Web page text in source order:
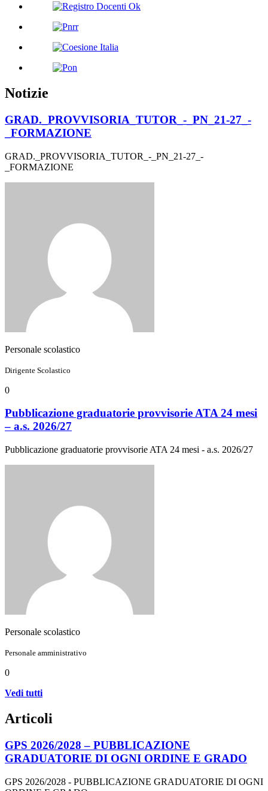
Notizie
GRAD._PROVVISORIA_TUTOR_-_PN_21-27_-
_FORMAZIONE
GRAD._PROVVISORIA_TUTOR_-_PN_21-27_-
_FORMAZIONE
Personale scolastico
Dirigente Scolastico
0
Pubblicazione graduatorie provvisorie ATA 24 mesi
– a.s. 2026/27
Pubblicazione graduatorie provvisorie ATA 24 mesi - a.s. 2026/27
Personale scolastico
Personale amministrativo
0
Vedi tutti
Articoli
GPS 2026/2028 – PUBBLICAZIONE
GRADUATORIE DI OGNI ORDINE E GRADO
GPS 2026/2028 - PUBBLICAZIONE GRADUATORIE DI OGNI